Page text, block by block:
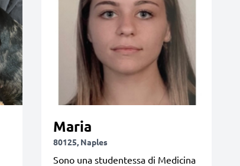
Maria
80125, Naples
Sono una studentessa di Medicina